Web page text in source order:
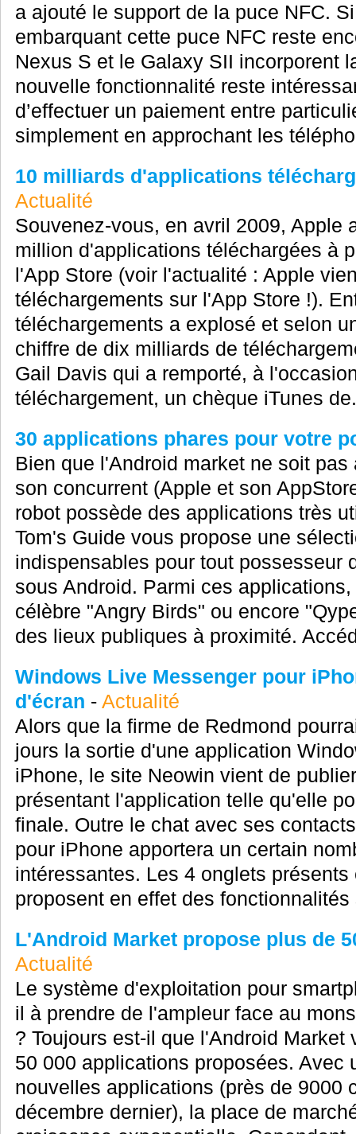
a ajouté le support de la puce NFC.
embarquant cette puce NFC reste
Nexus S et le Galaxy SII incorporent
nouvelle fonctionnalité reste
d’effectuer un paiement entre
simplement en approchant les
10 milliards d'applications
Actualité
Souvenez-vous, en avril 2009, Apple
million d'applications téléchargées à
l'App Store (voir l'actualité : Apple
téléchargements sur l'App Store !).
téléchargements a explosé et selon
chiffre de dix milliards de
Gail Davis qui a remporté, à
téléchargement, un chèque iTunes
30 applications phares pour votre
Bien que l'Android market ne soit
son concurrent (Apple et son
robot possède des applications très
Tom's Guide vous propose une
indispensables pour tout possesseur
sous Android. Parmi ces
célèbre "Angry Birds" ou encore
des lieux publiques à proximité.
Windows Live Messenger pour
d'écran - Actualité
Alors que la firme de Redmond
jours la sortie d'une application
iPhone, le site Neowin vient de
présentant l'application telle qu'elle
finale. Outre le chat avec ses
pour iPhone apportera un certain
intéressantes. Les 4 onglets
proposent en effet des
L'Android Market propose plus de
Actualité
Le système d'exploitation pour
il à prendre de l'ampleur face au
? Toujours est-il que l'Android
50 000 applications proposées. Avec
nouvelles applications (près de 9000
décembre dernier), la place de